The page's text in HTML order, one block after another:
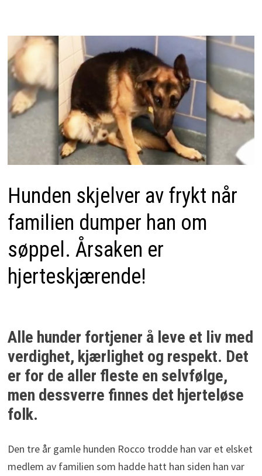
Hunden skjelver av frykt når
familien dumper han om
søppel. Årsaken er
hjerteskjærende!
Alle hunder fortjener å leve et liv med
verdighet, kjærlighet og respekt. Det
er for de aller fleste en selvfølge,
men dessverre finnes det hjerteløse
folk.
Den tre år gamle hunden Rocco trodde han var et elsket
medlem av familien som hadde hatt han siden han var